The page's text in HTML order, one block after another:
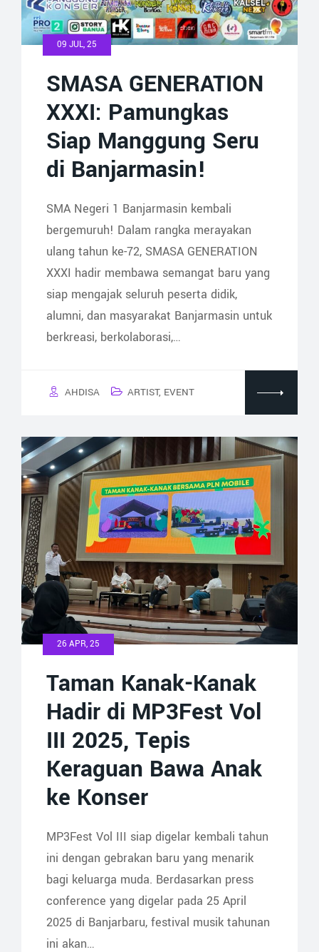
09 JUL, 25
SMASA GENERATION
XXXI: Pamungkas
Siap Manggung Seru
di Banjarmasin!
SMA Negeri 1 Banjarmasin kembali
bergemuruh! Dalam rangka merayakan
ulang tahun ke-72, SMASA GENERATION
XXXI hadir membawa semangat baru yang
siap mengajak seluruh peserta didik,
alumni, dan masyarakat Banjarmasin untuk
berkreasi, berkolaborasi,…
AHDISA ARTIST, EVENT
26 APR, 25
Taman Kanak-Kanak
Hadir di MP3Fest Vol
III 2025, Tepis
Keraguan Bawa Anak
ke Konser
MP3Fest Vol III siap digelar kembali tahun
ini dengan gebrakan baru yang menarik
bagi keluarga muda. Berdasarkan press
conference yang digelar pada 25 April
2025 di Banjarbaru, festival musik tahunan
ini akan…